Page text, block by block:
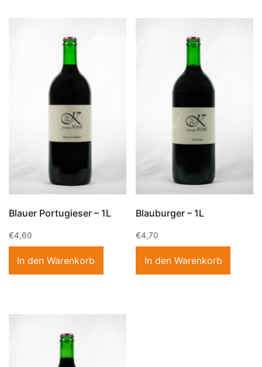
Blauer Portugieser – 1L
€4,60
In den Warenkorb
Blauburger – 1L
€4,70
In den Warenkorb